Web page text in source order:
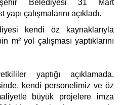
Belediyesi 31 Mart
çalışmalarını açıkladı.
kendi öz kaynaklarıyla
m² yol çalışması yaptıklarını
yaptığı açıklamada,
kendi personelimiz ve öz
büyük projelere imza